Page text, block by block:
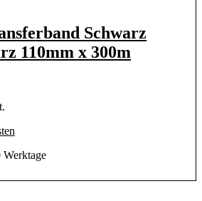
Schwarz
110mm x 300m
Werktage